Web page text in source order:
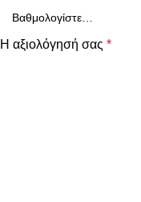
Η αξιολόγησή σας *